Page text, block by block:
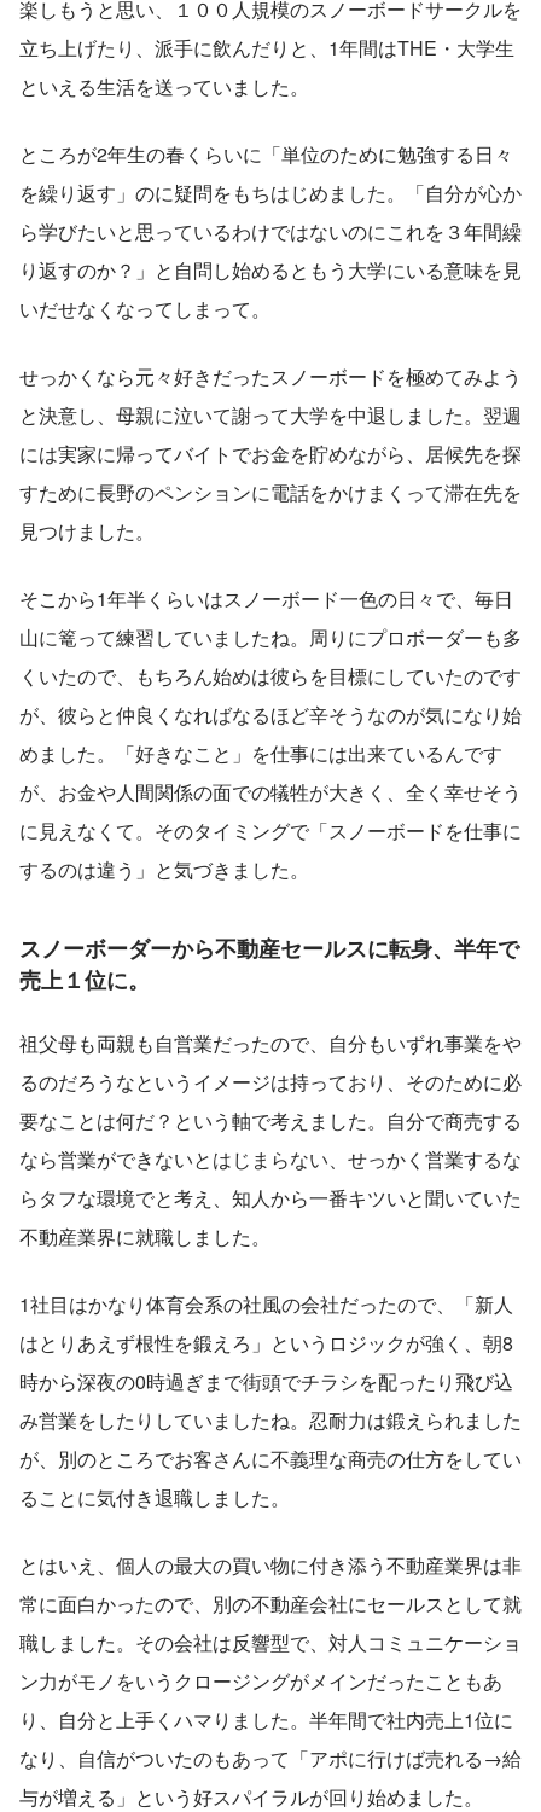
楽しもうと思い、１００人規模のスノーボードサークルを
立ち上げたり、派手に飲んだりと、1年間はTHE・大学生
といえる生活を送っていました。
ところが2年生の春くらいに「単位のために勉強する日々
を繰り返す」のに疑問をもちはじめました。「自分が心か
ら学びたいと思っているわけではないのにこれを３年間繰
り返すのか？」と自問し始めるともう大学にいる意味を見
いだせなくなってしまって。
せっかくなら元々好きだったスノーボードを極めてみよう
と決意し、母親に泣いて謝って大学を中退しました。翌週
には実家に帰ってバイトでお金を貯めながら、居候先を探
すために長野のペンションに電話をかけまくって滞在先を
見つけました。
そこから1年半くらいはスノーボード一色の日々で、毎日
山に篭って練習していましたね。周りにプロボーダーも多
くいたので、もちろん始めは彼らを目標にしていたのです
が、彼らと仲良くなればなるほど辛そうなのが気になり始
めました。「好きなこと」を仕事には出来ているんです
が、お金や人間関係の面での犠牲が大きく、全く幸せそう
に見えなくて。そのタイミングで「スノーボードを仕事に
するのは違う」と気づきました。
スノーボーダーから不動産セールスに転身、半年で
売上１位に。
祖父母も両親も自営業だったので、自分もいずれ事業をや
るのだろうなというイメージは持っており、そのために必
要なことは何だ？という軸で考えました。自分で商売する
なら営業ができないとはじまらない、せっかく営業するな
らタフな環境でと考え、知人から一番キツいと聞いていた
不動産業界に就職しました。
1社目はかなり体育会系の社風の会社だったので、「新人
はとりあえず根性を鍛えろ」というロジックが強く、朝8
時から深夜の0時過ぎまで街頭でチラシを配ったり飛び込
み営業をしたりしていましたね。忍耐力は鍛えられました
が、別のところでお客さんに不義理な商売の仕方をしてい
ることに気付き退職しました。
とはいえ、個人の最大の買い物に付き添う不動産業界は非
常に面白かったので、別の不動産会社にセールスとして就
職しました。その会社は反響型で、対人コミュニケーショ
ン力がモノをいうクロージングがメインだったこともあ
り、自分と上手くハマりました。半年間で社内売上1位に
なり、自信がついたのもあって「アポに行けば売れる→給
与が増える」という好スパイラルが回り始めました。